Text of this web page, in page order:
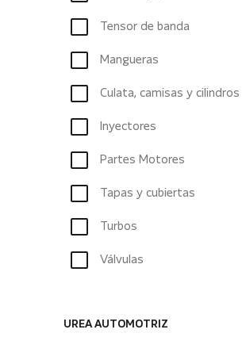
Tensor de banda
Mangueras
Culata, camisas y cilindros
Inyectores
Partes Motores
Tapas y cubiertas
Turbos
Válvulas
UREA AUTOMOTRIZ